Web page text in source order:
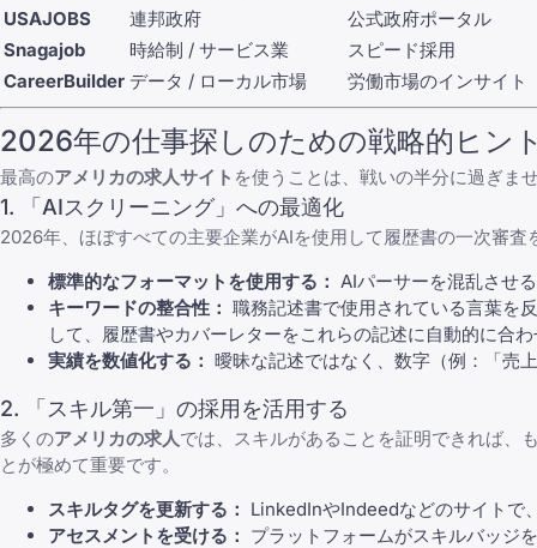
USAJOBS
連邦政府
公式政府ポータル
Snagajob
時給制 / サービス業
スピード採用
CareerBuilder データ / ローカル市場 労働市場のインサイト
2026年の仕事探しのための戦略的ヒン
最高のアメリカの求人サイト を使うことは、戦いの半分に過ぎま
1. 「AIスクリーニング」への最適化
2026年、ほぼすべての主要企業がAIを使用して履歴書の一次審
標準的なフォーマットを使用する： AIパーサーを混乱させ
キーワードの整合性： 職務記述書で使用されている言葉を
して、履歴書やカバーレターをこれらの記述に自動的に合
実績を数値化する： 曖昧な記述ではなく、数字（例：「売
2. 「スキル第一」の採用を活用する
多くのアメリカの求人では、スキルがあることを証明できれば、
とが極めて重要です。
スキルタグを更新する： LinkedInやIndeedなどのサイトで
アセスメントを受ける： プラットフォームがスキルバッジ